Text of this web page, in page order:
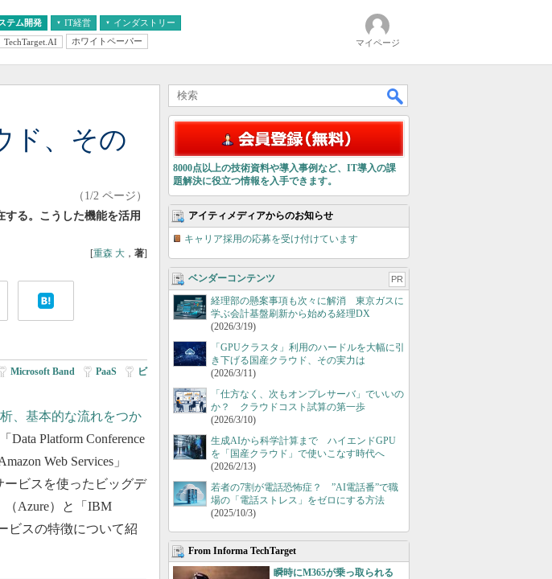
テム開発 IT経営 インダストリー
TechTarget.AI ホワイトペーパー マイページ
ド、その
（1/2 ページ）
する。こうした機能を活用
[重森 大 ， 著]
Microsoft Band PaaS
ビ
、基本的な流れをつか
Platform Conference
Web Services」
ービスを使ったビッグデ
（Azure）と「IBM
ビスの特徴について紹
8000点以上の技術資料や導入事例など、IT導入の課
題解決に役立つ情報を入手できます。
アイティメディアからのお知らせ
キャリア採用の応募を受け付けています
ベンダーコンテンツ PR
経理部の懸案事項も次々に解消 東京ガスに
学ぶ会計基盤刷新から始める経理DX
(2026/3/19)
「GPUクラスタ」利用のハードルを大幅に引
き下げる国産クラウド、その実力は
(2026/3/11)
「仕方なく、次もオンプレサーバ」でいいの
か？ クラウドコスト試算の第一歩
(2026/3/10)
生成AIから科学計算まで ハイエンドGPU
を「国産クラウド」で使いこなす時代へ
(2026/2/13)
若者の7割が電話恐怖症？ ”AI電話番”で職
場の「電話ストレス」をゼロにする方法
(2025/10/3)
From Informa TechTarget
瞬時にM365が乗っ取られる